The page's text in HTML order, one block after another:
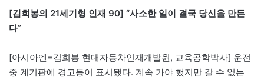
[김희봉의 21세기형 인재 90] “사소한 일이 결국 당신을 만든
다”
[아시아엔=김희봉 현대자동차인재개발원, 교육공학박사] 운전
중 계기판에 경고등이 표시됐다. 계속 가야 했지만 갈 수 없는